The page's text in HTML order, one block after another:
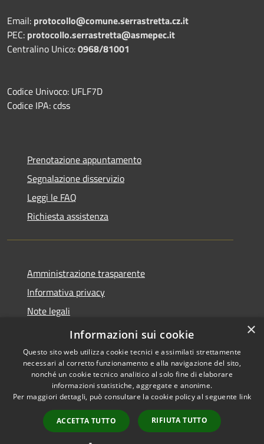
Email: protocollo@comune.serrastretta.cz.it
PEC: protocollo.serrastretta@asmepec.it
Centralino Unico:0968/81001
Codice Univoco: UFLF7D
Codice IPA: cdss
Prenotazione appuntamento
Segnalazione disservizio
Leggi le FAQ
Richiesta assistenza
Amministrazione trasparente
Informativa privacy
Note legali
Dichiarazione di accessibilità
Accessibilità
Copyright © 2026 • Comune di
Serrastretta • Powered by
Municipium•
Accesso
redazione
×
Informazioni sui cookie
Questo sito web utilizza cookie tecnici e assimilati strettamente
necessari al corretto funzionamento e alla navigazione del sito,
nonché un cookie tecnico analitico al solo fine di elaborare
informazioni statistiche, aggregate e anonime.
Per maggiori dettagli, può consultare la cookie policy al seguente link
ACCETTA TUTTO RIFIUTA TUTTO